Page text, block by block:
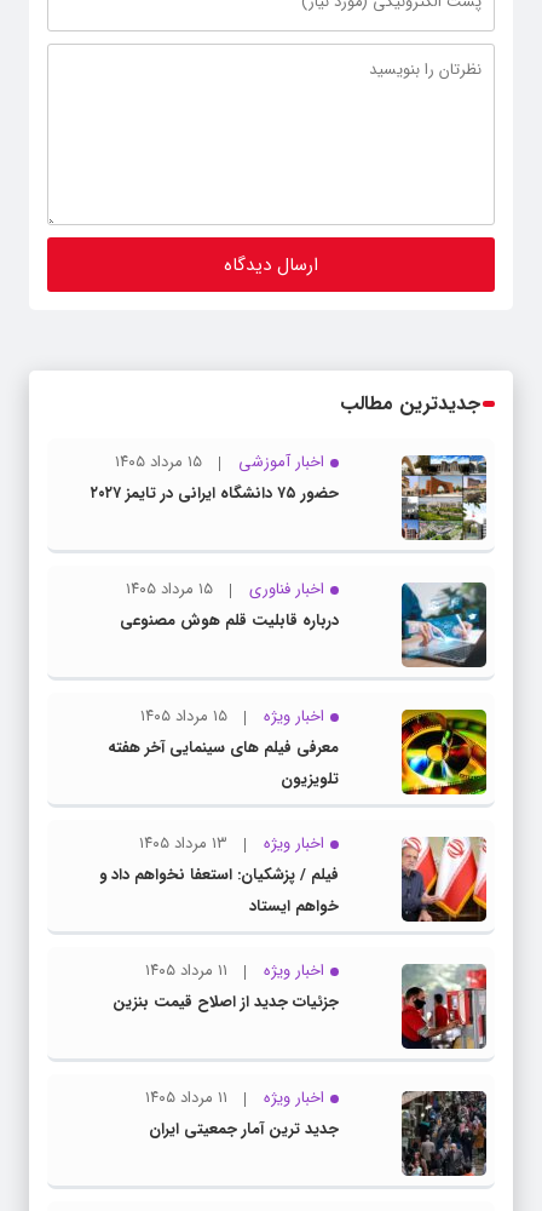
جدیدترین مطالب
اخبار آموزشی
۱۵ مرداد ۱۴۰۵
حضور ۷۵ دانشگاه ایرانی در تایمز ۲۰۲۷
اخبار فناوری
۱۵ مرداد ۱۴۰۵
درباره قابلیت قلم هوش مصنوعی
اخبار ویژه
۱۵ مرداد ۱۴۰۵
معرفی فیلم های سینمایی آخر هفته
تلویزیون
اخبار ویژه
۱۳ مرداد ۱۴۰۵
فیلم / پزشکیان: استعفا نخواهم داد و
خواهم ایستاد
اخبار ویژه
۱۱ مرداد ۱۴۰۵
جزئیات جدید از اصلاح قیمت بنزین
اخبار ویژه
۱۱ مرداد ۱۴۰۵
جدید ترین آمار جمعیتی ایران